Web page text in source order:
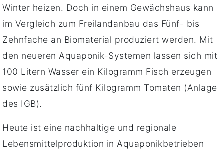
Winter heizen. Doch in einem Gewächshaus kann
im Vergleich zum Freilandanbau das Fünf- bis
Zehnfache an Biomaterial produziert werden. Mit
den neueren Aquaponik-Systemen lassen sich mit
100 Litern Wasser ein Kilogramm Fisch erzeugen
sowie zusätzlich fünf Kilogramm Tomaten (Anlage
des IGB).
Heute ist eine nachhaltige und regionale
Lebensmittelproduktion in Aquaponikbetrieben